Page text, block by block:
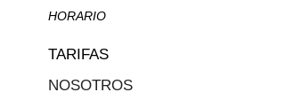
HORARIO
TARIFAS
NOSOTROS